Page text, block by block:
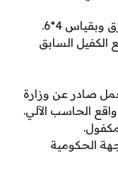
الكفيل السابق
صادر عن وزارة
الحاسب الآلي.
الحكومية